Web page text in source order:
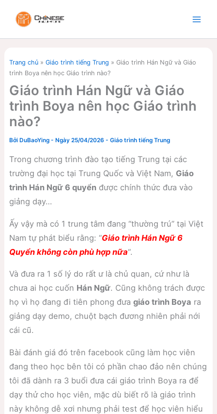
Trang chủ» Giáo trình tiếng Trung » Giáo trình Hán Ngữ và Giáo
trình Boya nên học Giáo trình nào?
Giáo trình Hán Ngữ và Giáo
trình Boya nên học Giáo trình
nào?
Bởi DuBaoYing - Ngày 25/04/2026 - Giáo trình tiếng Trung
Trong chương trình đào tạo tiếng Trung tại các
trường đại học tại Trung Quốc và Việt Nam, Giáo
trình Hán Ngữ 6 quyểnđược chính thức đưa vào
giảng dạy…
Ấy vậy mà có 1 trung tâm đang “thường trú” tại Việt
Nam tự phát biểu rằng: “Giáo trình Hán Ngữ 6
Quyển không còn phù hợp nữa“.
Và đưa ra 1 số lý do rất ư là chủ quan, cứ như là
chưa ai học cuốn Hán Ngữ. Cũng không trách được
họ vì họ đang đi tiên phong đưa giáo trình Boya ra
giảng dạy demo, chuột bạch đương nhiên phải nới
cái cũ.
Bài đánh giá đó trên facebook cũng làm học viên
đang theo học bên tôi có phần chao đảo nên chúng
tôi đã dành ra 3 buổi đưa cái giáo trình Boya ra để
dạy thử cho học viên, mặc dù biết rõ là giáo trình
này không dễ xơi nhưng phải test để học viên hiểu